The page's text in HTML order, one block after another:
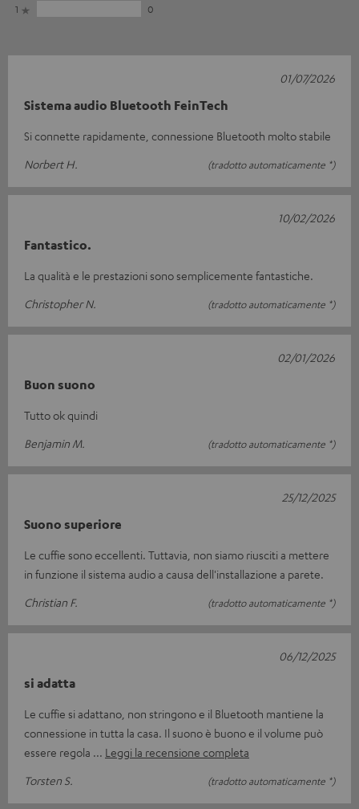
1 0
Sistema audio Bluetooth FeinTech
Si connette rapidamente, connessione Bluetooth molto stabile
Norbert H.
(tradotto automaticamente *)
01/07/2026
Fantastico.
La qualità e le prestazioni sono semplicemente fantastiche.
Christopher N.
(tradotto automaticamente *)
10/02/2026
Buon suono
Tutto ok quindi
Benjamin M.
(tradotto automaticamente *)
02/01/2026
Suono superiore
Le cuffie sono eccellenti. Tuttavia, non siamo riusciti a mettere
in funzione il sistema audio a causa dell'installazione a parete.
Christian F.
(tradotto automaticamente *)
25/12/2025
si adatta
Le cuffie si adattano, non stringono e il Bluetooth mantiene la
connessione in tutta la casa. Il suono è buono e il volume può
essere regola
Leggi la recensione completa
Torsten S.
(tradotto automaticamente *)
06/12/2025